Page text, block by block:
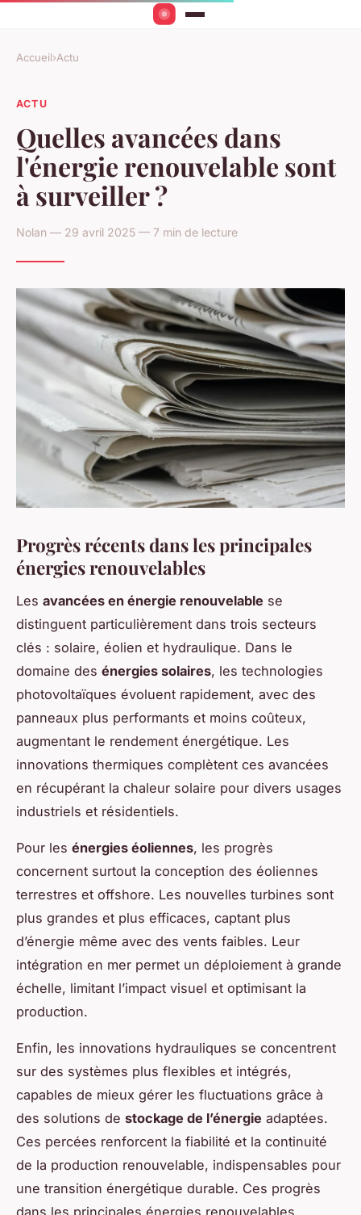
Accueil›Actu
ACTU
Quelles avancées dans
l'énergie renouvelable sont
à surveiller ?
Nolan — 29 avril 2025 — 7 min de lecture
Progrès récents dans les principales
énergies renouvelables
Les avancées en énergie renouvelable se
distinguent particulièrement dans trois secteurs
clés : solaire, éolien et hydraulique. Dans le
domaine des énergies solaires, les technologies
photovoltaïques évoluent rapidement, avec des
panneaux plus performants et moins coûteux,
augmentant le rendement énergétique. Les
innovations thermiques complètent ces avancées
en récupérant la chaleur solaire pour divers usages
industriels et résidentiels.
Pour les énergies éoliennes, les progrès
concernent surtout la conception des éoliennes
terrestres et offshore. Les nouvelles turbines sont
plus grandes et plus efficaces, captant plus
d’énergie même avec des vents faibles. Leur
intégration en mer permet un déploiement à grande
échelle, limitant l’impact visuel et optimisant la
production.
Enfin, les innovations hydrauliques se concentrent
sur des systèmes plus flexibles et intégrés,
capables de mieux gérer les fluctuations grâce à
des solutions de stockage de l’énergie adaptées.
Ces percées renforcent la fiabilité et la continuité
de la production renouvelable, indispensables pour
une transition énergétique durable. Ces progrès
dans les principales énergies renouvelables